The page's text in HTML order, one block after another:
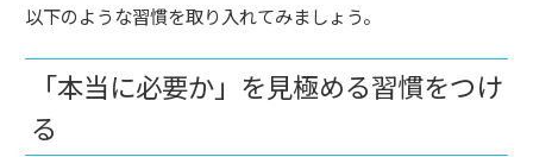
以下のような習慣を取り入れてみましょう。
「本当に必要か」を見極める習慣をつけ
る